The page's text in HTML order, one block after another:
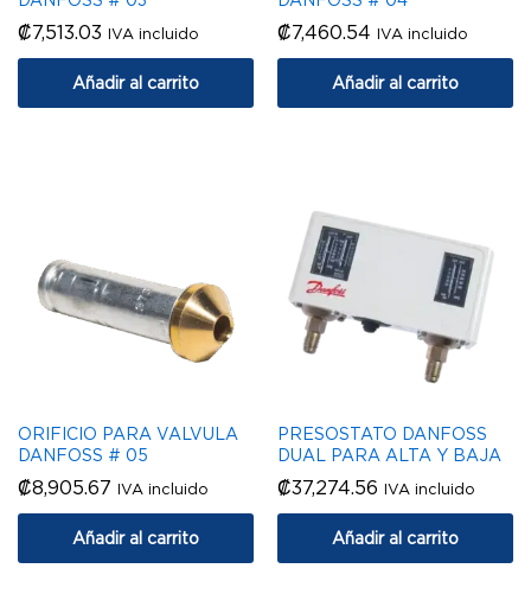
₡7,513.03 IVA incluido
Añadir al carrito
₡7,460.54 IVA incluido
Añadir al carrito
ORIFICIO PARA VALVULA
DANFOSS # 05
₡8,905.67 IVA incluido
Añadir al carrito
PRESOSTATO DANFOSS
DUAL PARA ALTA Y BAJA
₡37,274.56 IVA incluido
Añadir al carrito